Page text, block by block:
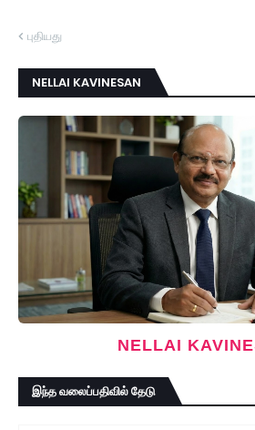
புதியது
NELLAI KAVINESAN
NELLAI
இந்த வலைப்பதிவில் தேடு